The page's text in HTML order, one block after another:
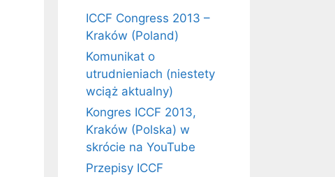
ICCF Congress 2013 –
Kraków (Poland)
Komunikat o
utrudnieniach (niestety
wciąż aktualny)
Kongres ICCF 2013,
Kraków (Polska) w
skrócie na YouTube
Przepisy ICCF